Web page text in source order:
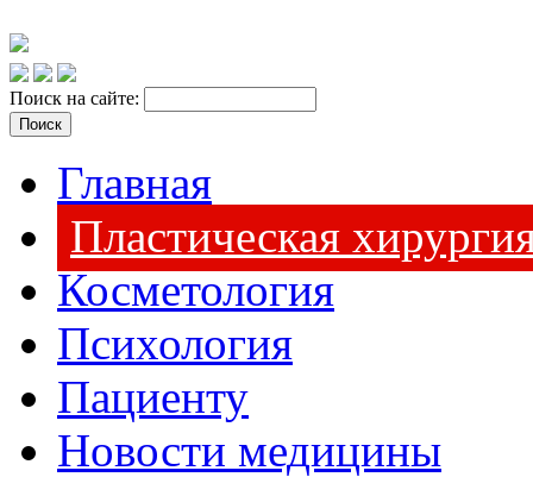
Поиск на сайте:
Главная
Пластическая
Косметология
Психология
Пациенту
Новости медицины